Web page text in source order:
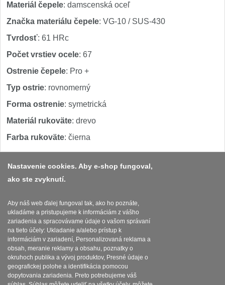
Materiál čepele: damscenská oceľ
Značka materiálu čepele: VG-10 / SUS-430
Tvrdosť: 61 HRc
Počet vrstiev ocele: 67
Ostrenie čepele: Pro +
Typ ostrie: rovnomerný
Forma ostrenie: symetrická
Materiál rukoväte: drevo
Farba rukoväte: čierna
Platba a dodávka
Obchodní podmínky
Zasady zpracovani osobnich udaju
Reklamační řád
Nastavenie cookies. Aby e-shop fungoval,
ako ste zvyknutí.
Aby náš web ďalej fungoval tak, ako ho poznáte,
ukladáme a pristupujeme k informáciám z vášho
zariadenia a spracovávame údaje o vašom správaní
na tieto účely: Ukladanie a/alebo prístup k
informáciám v zariadení, Personalizovaná reklama a
obsah, meranie reklamy a obsahu, poznatky o
okruhoch publika a vývoj produktov, Presné údaje o
geografickej polohe a identifikácia pomocou
dopytovania zariadenia. Preto potrebujeme váš